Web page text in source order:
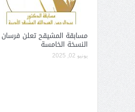
مسابقة المشيقح تعلن فرسان
النسخة الخامسة
يونيو 02, 2025
(
عبد العزيز.. ملك القلوب